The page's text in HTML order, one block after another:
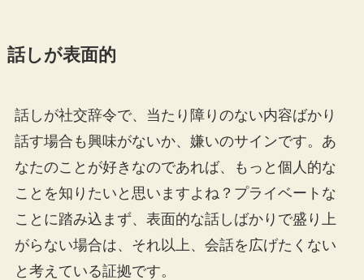
話しが表面的
話しが社交辞令で、当たり障りのない内容ばかり
話す場合も興味がないか、嫌いのサインです。あ
なたのことが好きなのであれば、もっと個人的な
ことを知りたいと思いますよね？プライベートな
ことに踏み込まず、表面的な話しばかりで盛り上
がらない場合は、それ以上、会話を広げたくない
と考えている証拠です。